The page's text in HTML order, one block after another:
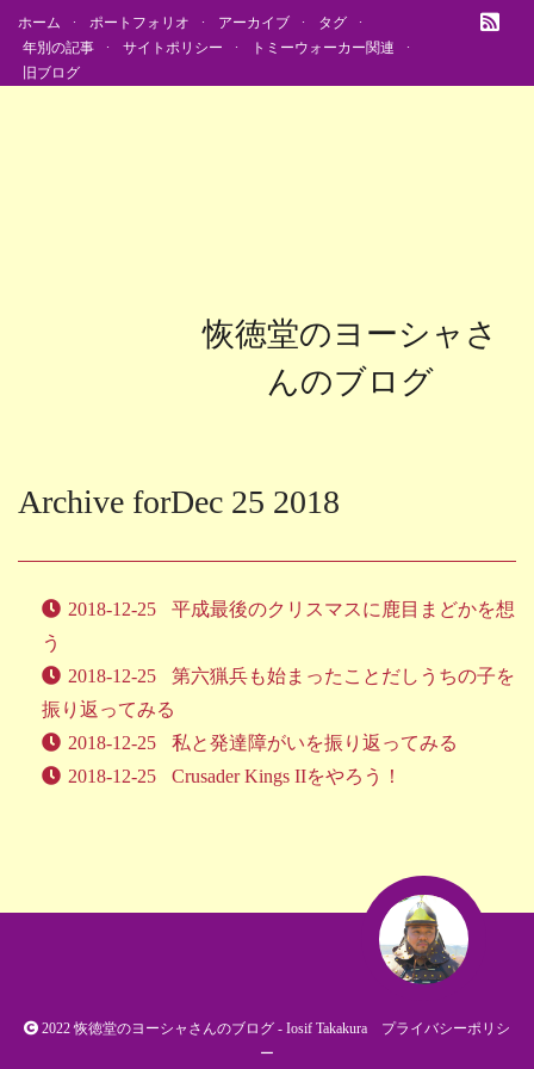
ホーム ポートフォリオ アーカイブ
タグ
年別の記事
サイトポリシー
トミーウォーカー関連
旧ブログ
恢徳堂のヨーシャさ
んのブログ
Archive forDec 25 2018
2018-12-25
平成最後のクリスマスに鹿目まどかを想
う
2018-12-25
第六猟兵も始まったことだしうちの子を
振り返ってみる
2018-12-25
私と発達障がいを振り返ってみる
2018-12-25
Crusader Kings IIをやろう！
2022恢徳堂のヨーシャさんのブログ - Iosif Takakura プライバシーポリシ
ー